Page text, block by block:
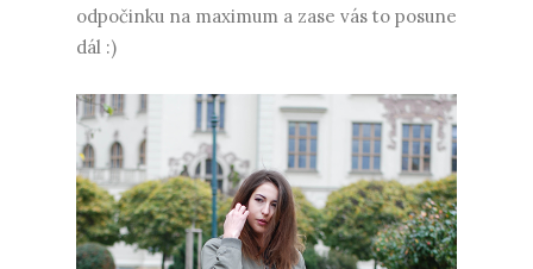
odpočinku na maximum a zase vás to posune
dál :)